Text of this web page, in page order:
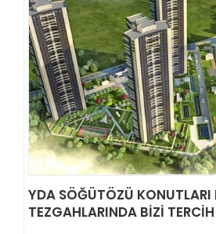
YDA SÖĞÜTÖZÜ
TEZGAHLARINDA BIZI